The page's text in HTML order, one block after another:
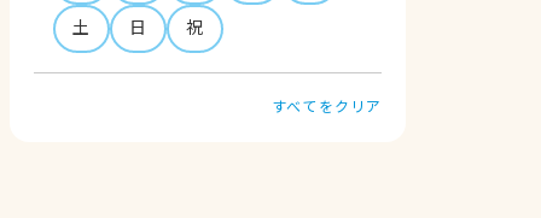
土
日 祝
すべてをクリア